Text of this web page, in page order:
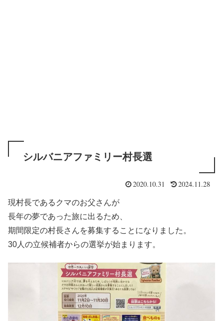
シルバニアファミリー村長選
2020.10.31 2024.11.28
現村長であるクマのお父さんが
長年の夢であった旅に出るため、
期間限定の村長さんを募集することになりました。
30人の立候補者からの選挙が始まります。